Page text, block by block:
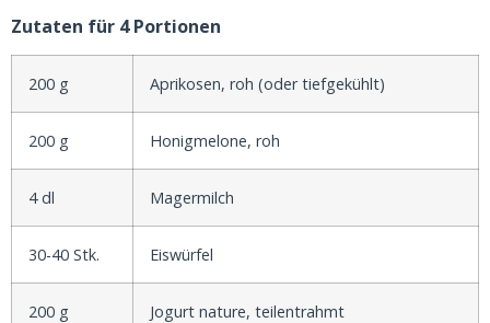
Zutaten für 4 Portionen
200 g Aprikosen, roh (oder tiefgekühlt)
200 g Honigmelone, roh
4 dl Magermilch
30-40 Stk. Eiswürfel
200 g Jogurt nature, teilentrahmt